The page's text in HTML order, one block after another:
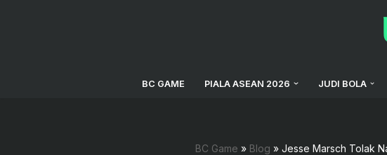
BC GAME PIALA ASEAN 2026 JUDI BOLA
BC Game » Blog » Jesse Marsch Tolak